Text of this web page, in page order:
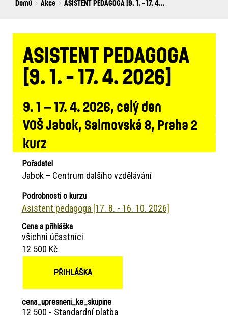
Breadcrumbs
You
Domů Akce ASISTENT PEDAGOGA [9. 1. - 17. 4...
ASISTENT PEDAGOGA
[9. 1. - 17. 4. 2026]
9. 1 – 17. 4. 2026, celý den
VOŠ Jabok, Salmovská 8, Praha 2
kurz
Pořadatel
Jabok – Centrum dalšího vzdělávání
Podrobnosti o kurzu
Asistent pedagoga [17. 8. - 16. 10. 2026]
Cena a přihláška
všichni účastníci
12 500 Kč
PŘIHLÁŠKA
cena_upresneni_ke_skupine
12 500 - Standardní platba